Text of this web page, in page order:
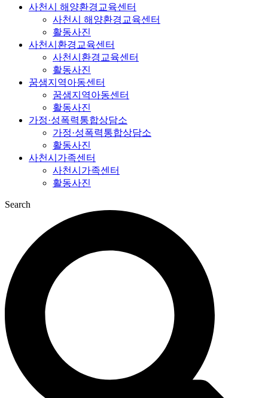
사천시 해양환경교육센터
사천시 해양환경교육센터
활동사진
사천시환경교육센터
사천시환경교육센터
활동사진
꿈샘지역아동센터
꿈샘지역아동센터
활동사진
가정·성폭력통합상담소
가정·성폭력통합상담소
활동사진
사천시가족센터
사천시가족센터
활동사진
Search